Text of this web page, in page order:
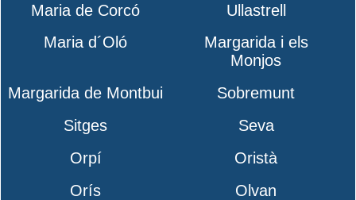
Maria de Corcó
Ullastrell
Maria d´Oló
Margarida i els
Monjos
Margarida de Montbui
Sobremunt
Sitges
Seva
Orpí
Oristà
Orís
Olvan